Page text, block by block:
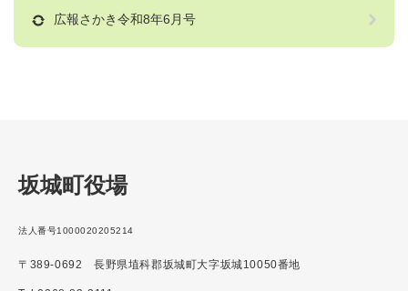
広報さかき令和8年6月号
坂城町役場
法人番号1000020205214
〒389-0692 長野県埴科郡坂城町大字坂城10050番地